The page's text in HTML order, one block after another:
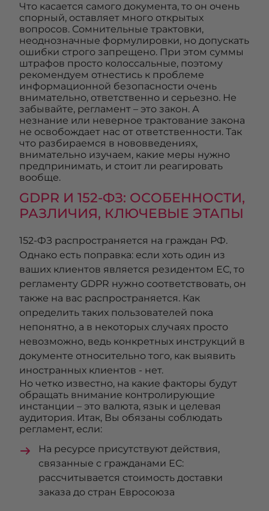
Что касается самого документа, то он очень
спорный, оставляет много открытых
вопросов. Сомнительные трактовки,
неоднозначные формулировки, но допускать
ошибки строго запрещено. При этом суммы
штрафов просто колоссальные, поэтому
рекомендуем отнестись к проблеме
информационной безопасности очень
внимательно, ответственно и серьезно. Не
забывайте, регламент – это закон. А
незнание или неверное трактование закона
не освобождает нас от ответственности. Так
что разбираемся в нововведениях,
внимательно изучаем, какие меры нужно
предпринимать, и стоит ли реагировать
вообще.
GDPR И 152-ФЗ: ОСОБЕННОСТИ,
РАЗЛИЧИЯ, КЛЮЧЕВЫЕ ЭТАПЫ
152-ФЗ распространяется на граждан РФ.
Однако есть поправка: если хоть один из
ваших клиентов является резидентом ЕС, то
регламенту GDPR нужно соответствовать, он
также на вас распространяется. Как
определить таких пользователей пока
непонятно, а в некоторых случаях просто
невозможно, ведь конкретных инструкций в
документе относительно того, как выявить
иностранных клиентов - нет.
Но четко известно, на какие факторы будут
обращать внимание контролирующие
инстанции – это валюта, язык и целевая
аудитория. Итак, Вы обязаны соблюдать
регламент, если:
На ресурсе присутствуют действия,
связанные с гражданами ЕС:
рассчитывается стоимость доставки
заказа до стран Евросоюза